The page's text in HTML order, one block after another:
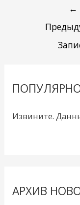
←
Извините.
АРХИВ